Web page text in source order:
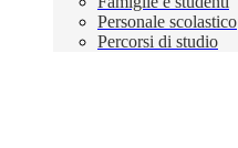
Personale scolastico
Percorsi di studio